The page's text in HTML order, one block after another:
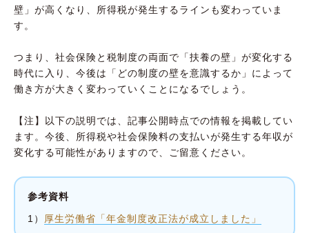
壁」が高くなり、所得税が発生するラインも変わっていま
す。
つまり、社会保険と税制度の両面で「扶養の壁」が変化する
時代に入り、今後は「どの制度の壁を意識するか」によって
働き方が大きく変わっていくことになるでしょう。
【注】以下の説明では、記事公開時点での情報を掲載してい
ます。今後、所得税や社会保険料の支払いが発生する年収が
変化する可能性がありますので、ご留意ください。
参考資料
1） 厚生労働省「年金制度改正法が成立しました」